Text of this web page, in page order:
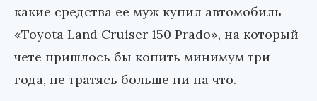
какие средства ее муж купил автомобиль
«Toyota Land Cruiser 150 Prado», на который
чете пришлось бы копить минимум три
года, не тратясь больше ни на что.